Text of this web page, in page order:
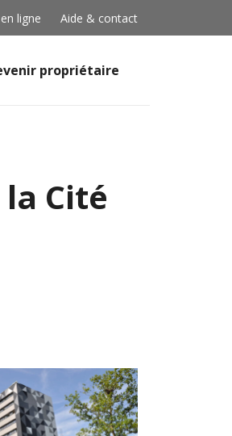
ligne Aide & contact
propriétaire
Cité